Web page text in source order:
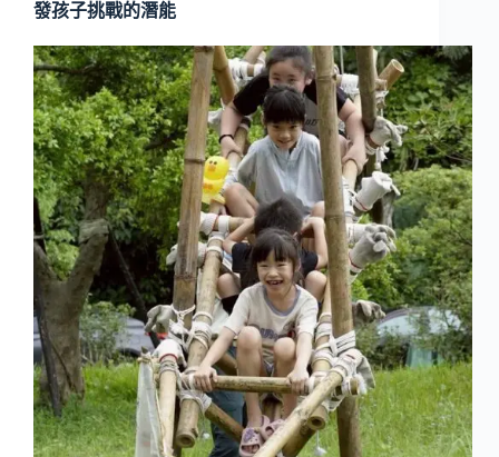
發孩子挑戰的潛能